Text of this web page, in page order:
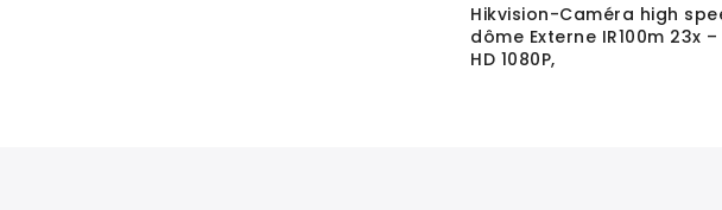
Hikvision-Caméra high
dôme Externe IR100m 23x –
HD 1080P,